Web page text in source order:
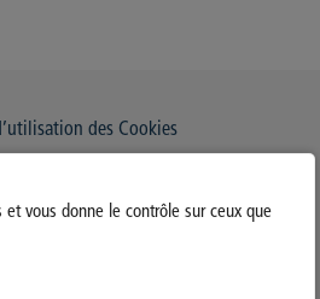
vous donne le contrôle sur ceux que
des Cookies
de Confidentialité